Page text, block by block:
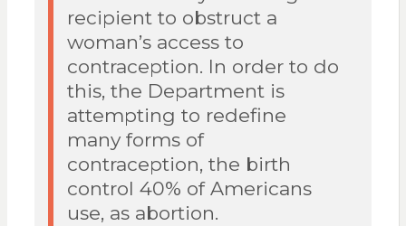
recipient to obstruct a
woman’s access to
contraception. In order to do
this, the Department is
attempting to redefine
many forms of
contraception, the birth
control 40% of Americans
use, as abortion.